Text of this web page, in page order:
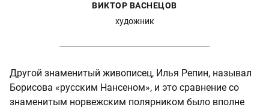
ВИКТОР ВАСНЕЦОВ
художник
Другой знаменитый живописец, Илья Репин, называл
Борисова «русским Нансеном», и это сравнение со
знаменитым норвежским полярником было вполне